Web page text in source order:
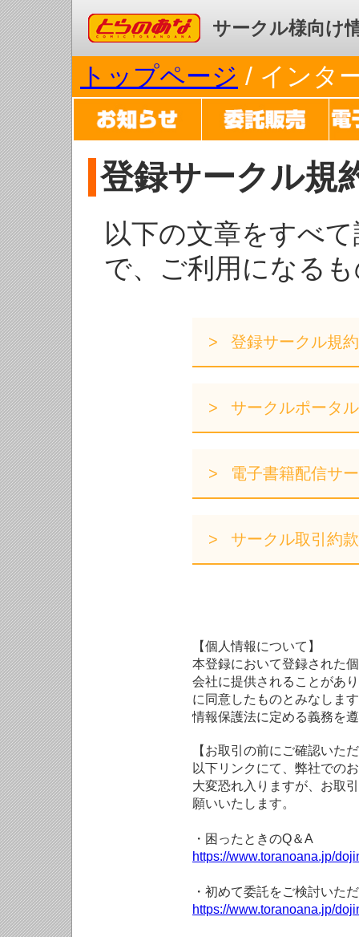
コミックとらのあな サークル様向け
トップページ / インタ
登録サークル規
以下の文章をすべ
で、ご利用になる
登録サークル規約
サークルポータ
電子書籍配信サ
サークル取引約款
【個人情報について】
本登録において登録された
会社に提供されることがあ
に同意したものとみなしま
情報保護法に定める義務を
【お取引の前にご確認いた
以下リンクにて、弊社での
大変恐れ入りますが、お取
願いいたします。
・困ったときのQ＆A
https://www.toranoana.jp/
・初めて委託をご検討いた
https://www.toranoana.jp/